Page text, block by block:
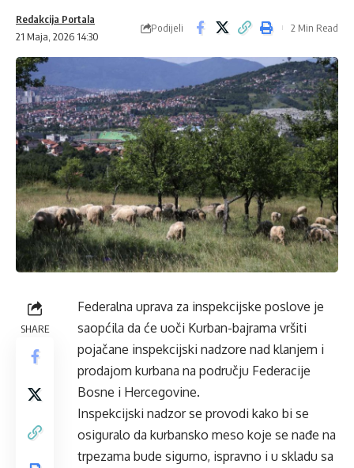
21 Maja, 2026 14:30
Redakcija Portala
Podijeli 2 Min Read
SHARE
Federalna uprava za inspekcijske poslove je
saopćila da će uoči Kurban-bajrama vršiti
pojačane inspekcijski nadzore nad klanjem i
prodajom kurbana na području Federacije
Bosne i Hercegovine.
Inspekcijski nadzor se provodi kako bi se
osiguralo da kurbansko meso koje se nađe na
trpezama bude sigurno, ispravno i u skladu sa